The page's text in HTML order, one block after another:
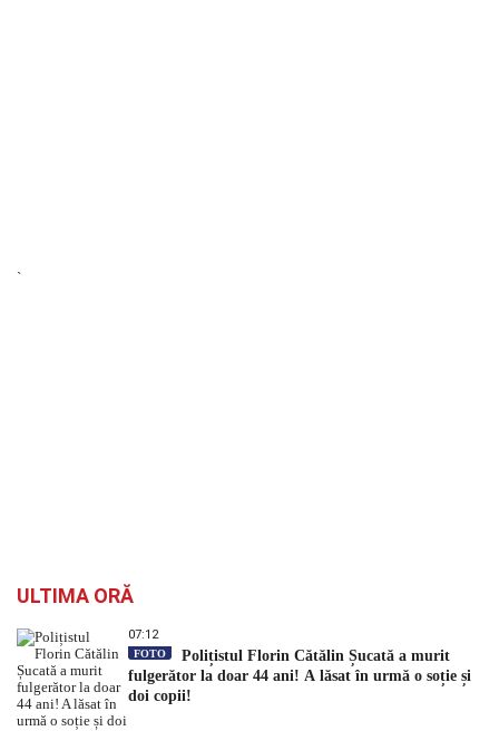
`
ULTIMA ORĂ
07:12
FOTO
Polițistul Florin Cătălin Șucată a murit
fulgerător la doar 44 ani! A lăsat în urmă o soție și
doi copii!